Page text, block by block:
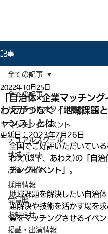
記事
全ての記事
サテライトオフィス誘致
マッチングイベント
デュアルスクール
地域×Tech
講演・研修
採用情報
受賞歴
お知らせ
掲載・出演情報
全ての記事
「自治体×企業マッチン
わえがつなぐ「地域課題
ャンス」とは
2022年10月25日
更新日： 2023年7月26日
全国でご好評いただいてい
わえ(以下、あわえ)の 「自
チングイベント」 。
地域課題を解決したい自治
題解決や技術を活かす場を
業をマッチングさせるイベン